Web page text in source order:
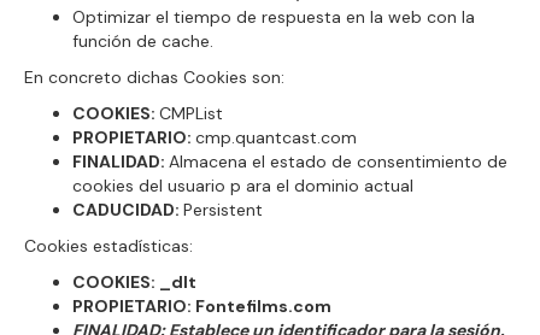
Optimizar el tiempo de respuesta en la web con la
función de cache.
En concreto dichas Cookies son:
COOKIES: CMPList
PROPIETARIO: cmp.quantcast.com
FINALIDAD: Almacena el estado de consentimiento de
cookies del usuario p ara el dominio actual
CADUCIDAD: Persistent
Cookies estadísticas:
COOKIES: _dlt
PROPIETARIO: Fontefilms.com
FINALIDAD: Establece un identificador para la sesión.